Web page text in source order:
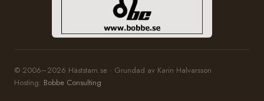
© 2006–2026 Häststam.se · Grundad av Karin Halvarsson
Hosting: Bobbe Consulting